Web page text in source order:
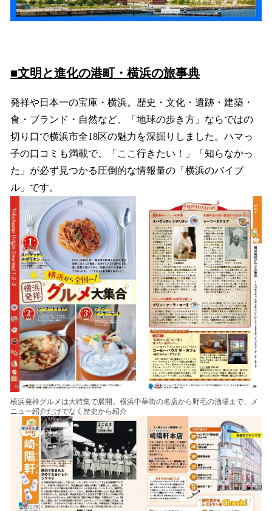
■文明と進化の港町・横浜の旅事典
発祥や日本一の宝庫・横浜。歴史・文化・遺跡・建築・
食・ブランド・自然など、「地球の歩き方」ならではの
切り口で横浜市全18区の魅力を深掘りしました。ハマっ
子の口コミも満載で、「ここ行きたい！」「知らなかっ
た」が必ず見つかる圧倒的な情報量の「横浜のバイブ
ル」です。
横浜発祥グルメは大特集で展開。横浜中華街の名店から野毛の酒場まで、メ
ニュー紹介だけでなく歴史から紹介